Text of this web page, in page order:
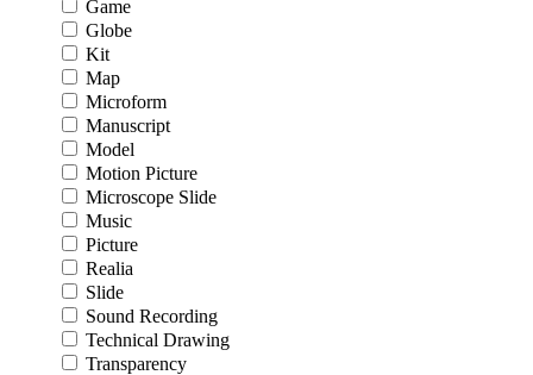
Game
Globe
Kit
Map
Microform
Manuscript
Model
Motion Picture
Microscope Slide
Music
Picture
Realia
Slide
Sound Recording
Technical Drawing
Transparency